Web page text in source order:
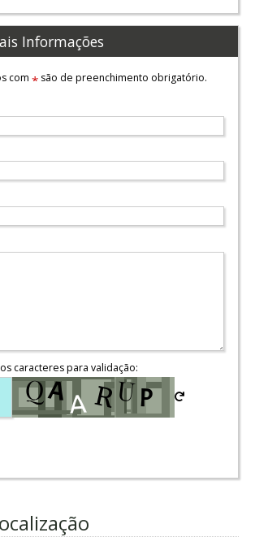
Informações
com *são de preenchimento obrigatório.
caracteres para validação: